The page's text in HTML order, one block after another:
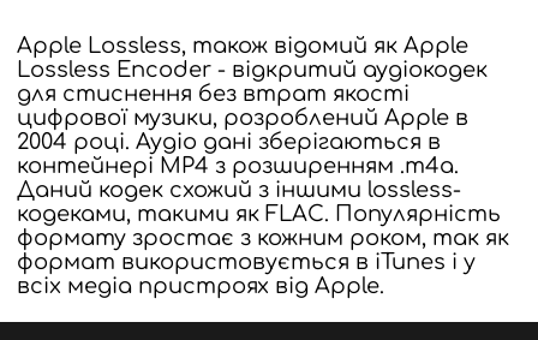
Apple Lossless, також відомий як Apple
Lossless Encoder - відкритий аудіокодек
для стиснення без втрат якості
цифрової музики, розроблений Apple в
2004 році. Аудіо дані зберігаються в
контейнері MP4 з розширенням .m4a.
Даний кодек схожий з іншими lossless-
кодеками, такими як FLAC. Популярність
формату зростає з кожним роком, так як
формат використовується в iTunes і у
всіх медіа пристроях від Apple.